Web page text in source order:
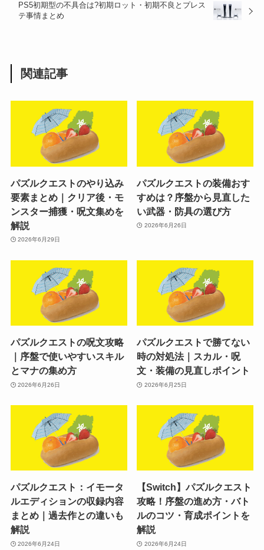
PS5初期型の不具合は?初期ロット・初期不良とプレス
テ事情まとめ
関連記事
パズルクエストのやり込み
要素まとめ｜クリア後・モ
ンスター捕獲・呪文集めを
解説
2026年6月29日
パズルクエストの装備おす
すめは？序盤から見直した
い武器・防具の選び方
2026年6月26日
パズルクエストの呪文攻略
｜序盤で使いやすいスキル
とマナの集め方
2026年6月26日
パズルクエストで勝てない
時の対処法｜スカル・呪
文・装備の見直しポイント
2026年6月25日
パズルクエスト：イモータ
ルエディションの収録内容
まとめ｜過去作との違いも
解説
2026年6月24日
【Switch】パズルクエスト
攻略！序盤の進め方・バト
ルのコツ・育成ポイントを
解説
2026年6月24日